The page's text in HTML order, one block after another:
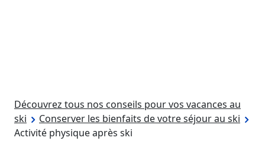
Découvrez tous nos conseils pour vos vacances au
ski
Conserver les bienfaits de votre séjour au ski
Activité physique après ski